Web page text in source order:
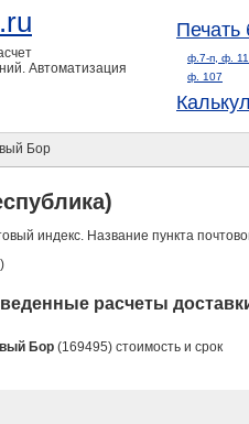
Автоматизация
Печать
ф.7-п, ф.
ф. 107
Бор
индекс. Название пункта
расчеты
Бор (169495) стоимость и срок